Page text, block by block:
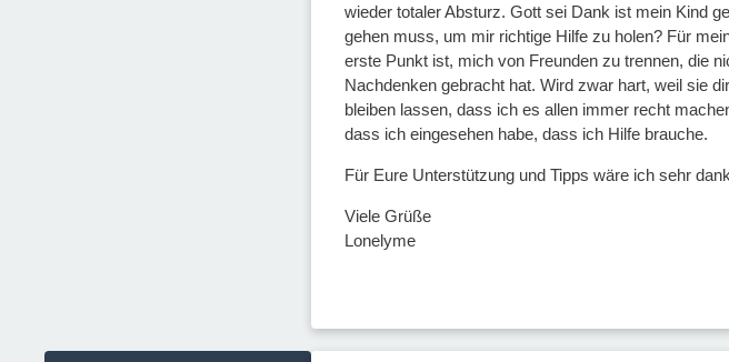
wieder totaler Absturz. Gott sei Dank ist mein Kind
gehen muss, um mir richtige Hilfe zu holen? Für
erste Punkt ist, mich von Freunden zu trennen, die
Nachdenken gebracht hat. Wird zwar hart, weil sie
bleiben lassen, dass ich es allen immer recht
dass ich eingesehen habe, dass ich Hilfe brauche.
Für Eure Unterstützung und Tipps wäre ich sehr
Viele Grüße
Lonelyme